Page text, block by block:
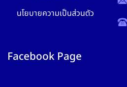
นโยบายความเป็นส่วนตัว
Facebook Page